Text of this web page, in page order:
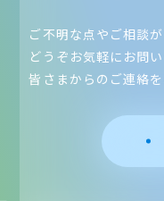
ご不明な点やご相談
どうぞお気軽にお問
皆さまからのご連絡